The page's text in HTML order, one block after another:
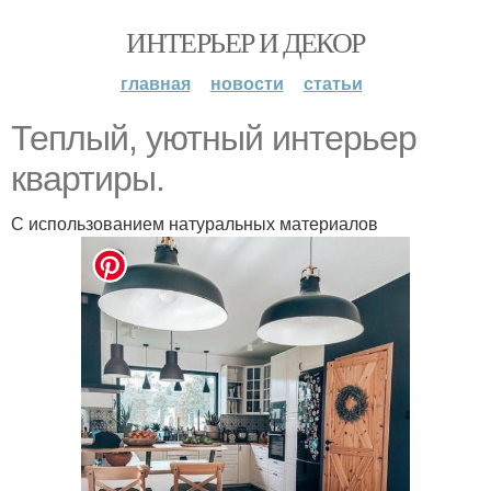
ИНТЕРЬЕР И ДЕКОР
главная новости статьи
Теплый, уютный интерьер
квартиры.
С использованием натуральных материалов